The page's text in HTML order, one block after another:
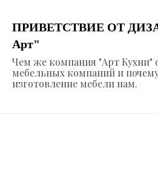
ПРИВЕТСТВИЕ ОТ
Арт"
Чем же компания "Арт Кухни"
мебельных компаний и
изготовление мебели нам.